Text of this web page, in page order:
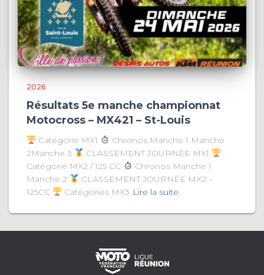
2026
Résultats 5e manche championnat
Motocross – MX421 – St-Louis
Catégorie MX1
Chronos Manche 1 Manche
2Manche 3
CLASSEMENT JOURNÉE MX1
Catégorie MX2 / 125 CC
Chronos Manche 1
Manche 2
CLASSEMENT JOURNÉE MX2 –
125CC
Catégories MX3 Lire la suite